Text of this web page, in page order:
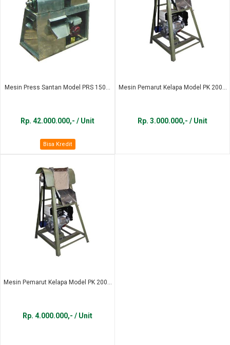
Mesin Press Santan Model PRS 150...
Rp. 42.000.000,- / Unit
Bisa Kredit
Mesin Pemarut Kelapa Model PK 200...
Rp. 3.000.000,- / Unit
Mesin Pemarut Kelapa Model PK 200...
Rp. 4.000.000,- / Unit